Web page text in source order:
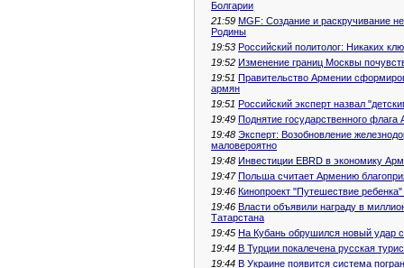
Болгарии
21:59 MGF: Создание и раскручивание
Родины
19:53 Российский политолог: Никаких
19:52 Изменение границ Москвы
19:51 Правительство Армении
армян
19:51 Российский эксперт назвал
19:49 Поднятие государственного
19:48 Эксперт: Возобновление
маловероятно
19:48 Инвестиции EBRD в экономику
19:47 Польша считает Армению
19:46 Кинопроект "Путешествие
19:46 Власти объявили награду в
Татарстана
19:45 На Кубань обрушился новый удар
19:44 В Турции покалечена русская
19:44 В Украине появится система